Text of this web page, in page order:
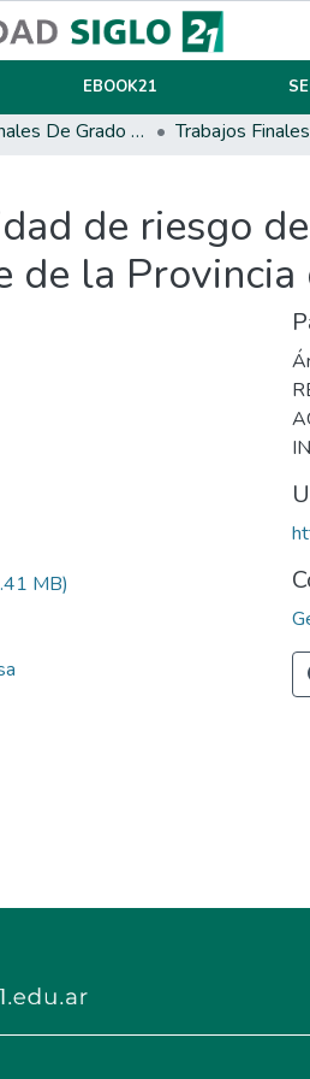
EBOOK21
Trabajos Finales De Grado Y Posgrado Trabajos
de riesgo
de la
MB)